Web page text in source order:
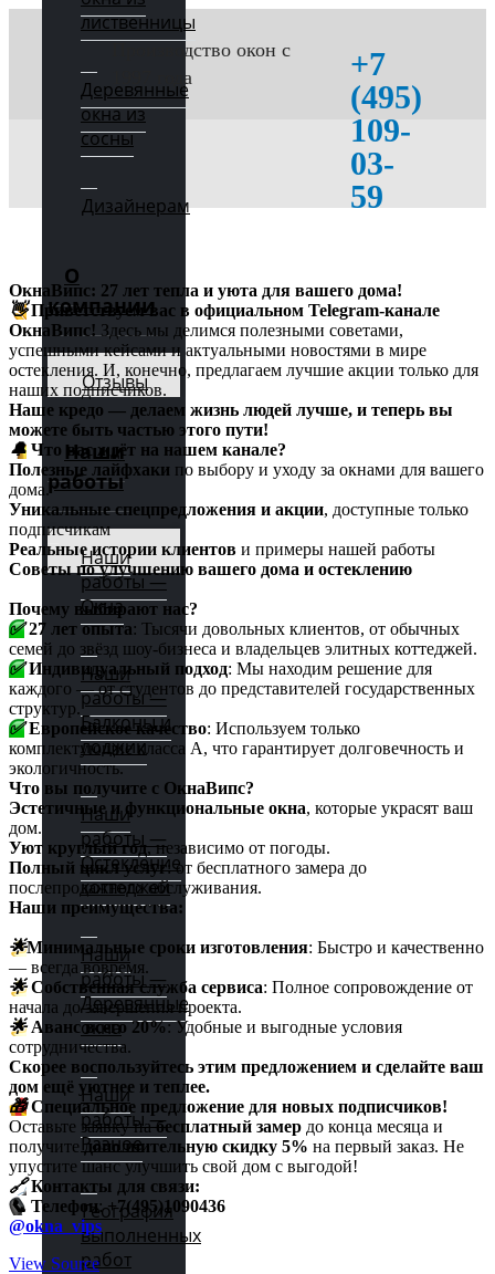
Производство окон с
1997 года
+7
(495)
109-
03-
59
лиственницы
Деревянные
окна из
сосны
Дизайнерам
О
компании
Отзывы
Наши
работы
Наши
работы —
Окна
Наши
работы —
Балконы и
лоджии
Наши
работы —
Остекление
коттеджей
Наши
работы —
Деревянные
окна
Наши
работы —
Разное
География
выполненных
работ
ОкнаВипс: 27 лет тепла и уюта для вашего дома!
👋 Приветствуем вас в официальном Telegram-канале
ОкнаВипс! Здесь мы делимся полезными советами,
успешными кейсами и актуальными новостями в мире
остекления. И, конечно, предлагаем лучшие акции только для
наших подписчиков.
Наше кредо — делаем жизнь людей лучше, и теперь вы
можете быть частью этого пути!
🔔 Что вас ждёт на нашем канале?
Полезные лайфхаки по выбору и уходу за окнами для вашего
дома.
Уникальные спецпредложения и акции, доступные только
подписчикам
Реальные истории клиентов и примеры нашей работы
Советы по улучшению вашего дома и остеклению
Почему выбирают нас?
✅ 27 лет опыта: Тысячи довольных клиентов, от обычных
семей до звёзд шоу-бизнеса и владельцев элитных коттеджей.
✅ Индивидуальный подход: Мы находим решение для
каждого — от студентов до представителей государственных
структур.
✅ Европейское качество: Используем только
комплектующие класса А, что гарантирует долговечность и
экологичность.
Что вы получите с ОкнаВипс?
Эстетичные и функциональные окна, которые украсят ваш
дом.
Уют круглый год, независимо от погоды.
Полный цикл услуг: от бесплатного замера до
послепродажного обслуживания.
Наши преимущества:
🌟Минимальные сроки изготовления: Быстро и качественно
— всегда вовремя.
🌟 Собственная служба сервиса: Полное сопровождение от
начала до завершения проекта.
🌟 Аванс всего 20%: Удобные и выгодные условия
сотрудничества.
Скорее воспользуйтесь этим предложением и сделайте ваш
дом ещё уютнее и теплее.
🎁 Специальное предложение для новых подписчиков!
Оставьте заявку набесплатный замер до конца месяца и
получитедополнительную скидку 5% на первый заказ. Не
упустите шанс улучшить свой дом с выгодой!
🔗 Контакты для связи:
📞 Телефон:+7(495)1090436
@okna_vips
View Source